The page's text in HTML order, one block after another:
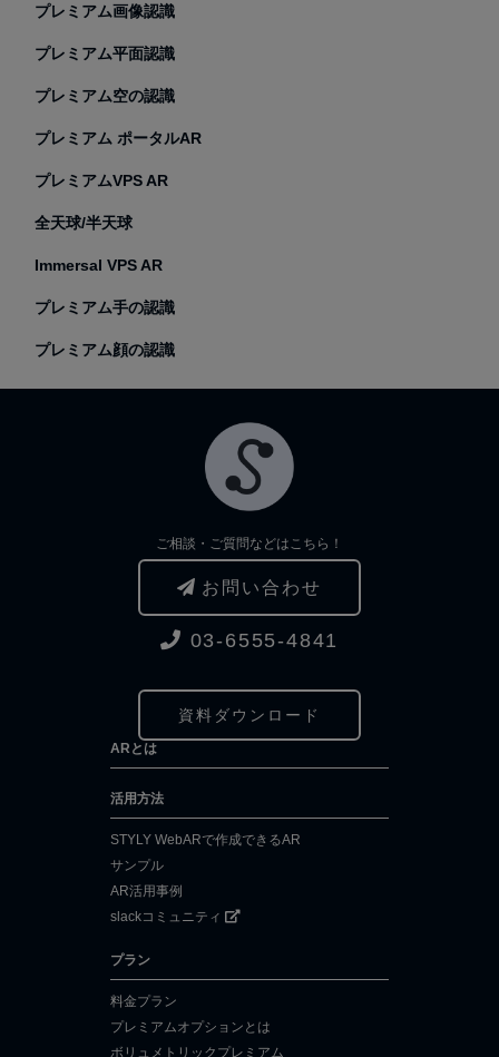
プレミアム画像認識
プレミアム平面認識
プレミアム空の認識
プレミアム ポータルAR
プレミアムVPS AR
全天球/半天球
Immersal VPS AR
プレミアム手の認識
プレミアム顔の認識
ご相談・ご質問などはこちら！
お問い合わせ
03-6555-4841
資料ダウンロード
ARとは
活用方法
STYLY WebARで作成できるAR
サンプル
AR活用事例
slackコミュニティ
プラン
料金プラン
プレミアムオプションとは
ボリュメトリックプレミアム